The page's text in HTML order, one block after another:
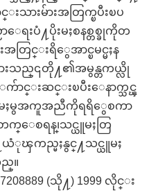
သားမ်ားအတြက္ၿပီးၿပ
ပံ႔ပိုးမႈစနစ္တစ္ခုကိုတ
တြင္းရိွေအာင္ၿမင္မႈန
သည္၎တို႔၏အမွန္တကယ္လို
က်ာင္းဆင္းၿပီးေနာက္သင္ၾ
မႈမွအကူအညီကိုရရိွေစကာ
ေစရန္၊သင္ယူမႈတြ
ၾကည္မႈနွင္႔သင္ယူမႈ
ည္။
(သို႔) 1999 လိုင္း